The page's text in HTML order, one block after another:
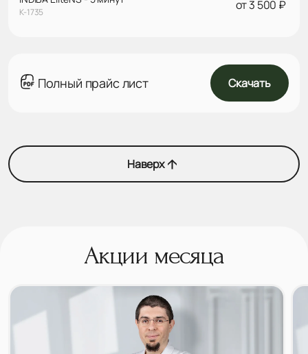
К-1735 от 3 500 ₽
Полный прайс лист Скачать
Наверх
Акции месяца